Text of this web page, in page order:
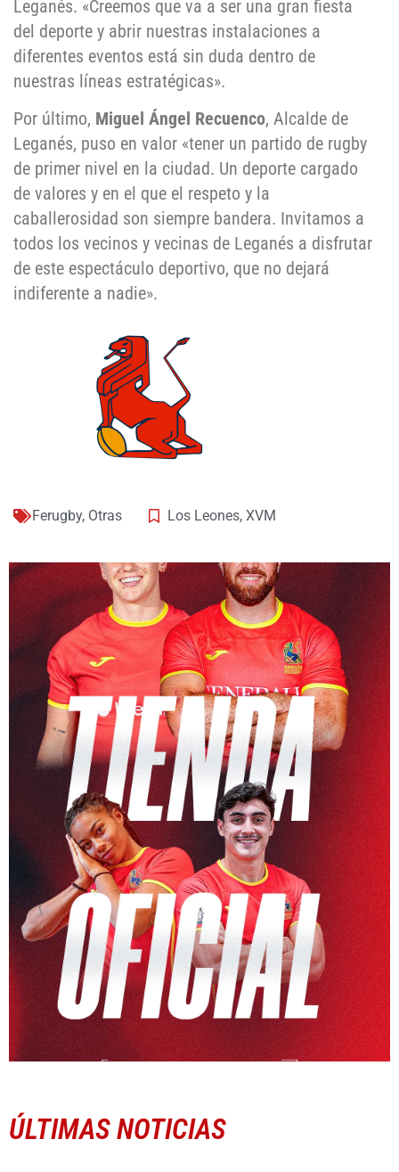
Leganés. «Creemos que va a ser una gran fiesta
del deporte y abrir nuestras instalaciones a
diferentes eventos está sin duda dentro de
nuestras líneas estratégicas».
Por último, Miguel Ángel Recuenco, Alcalde de
Leganés, puso en valor «tener un partido de rugby
de primer nivel en la ciudad. Un deporte cargado
de valores y en el que el respeto y la
caballerosidad son siempre bandera. Invitamos a
todos los vecinos y vecinas de Leganés a disfrutar
de este espectáculo deportivo, que no dejará
indiferente a nadie».
Ferugby, Otras Los Leones, XVM
ÚLTIMAS NOTICIAS